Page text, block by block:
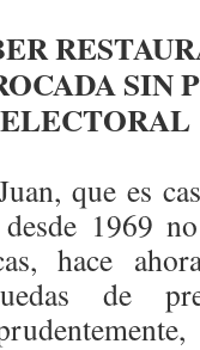
SIN
ELECTORAL
que es
1969
hace
de